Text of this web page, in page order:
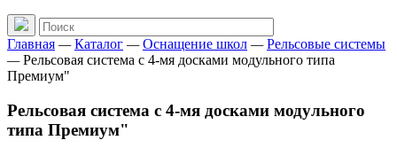
Главная —Каталог —Оснащение школ —Рельсовые системы
—Рельсовая система с 4-мя досками модульного типа
Премиум"
Рельсовая система с 4-мя досками модульного
типа Премиум"